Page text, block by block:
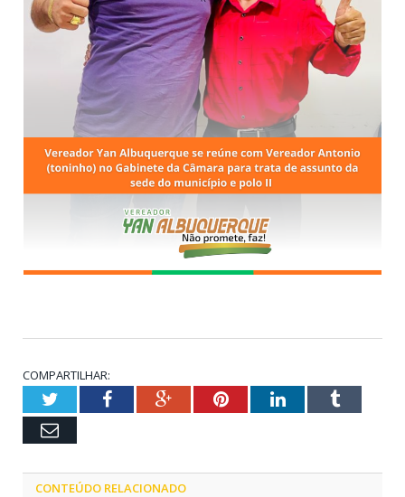
COMPARTILHAR:
TwitterFacebookGoogle+PinterestLinkedInTumblr
Email
CONTEÚDO RELACIONADO